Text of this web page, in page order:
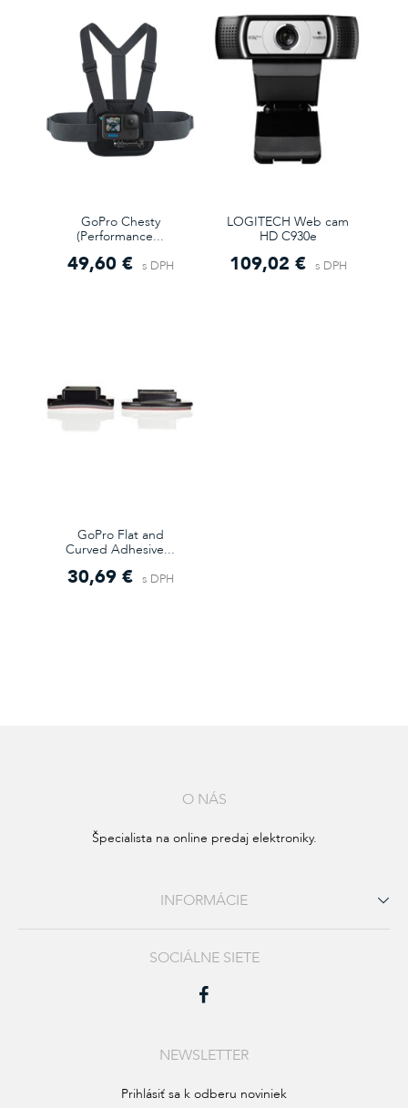
GoPro Chesty
(Performance...
49,60 € s DPH
LOGITECH Web cam
HD C930e
109,02 € s DPH
GoPro Flat and
Curved Adhesive...
30,69 € s DPH
O NÁS
Špecialista na online predaj elektroniky.
INFORMÁCIE
SOCIÁLNE SIETE
NEWSLETTER
Prihlásiť sa k odberu noviniek